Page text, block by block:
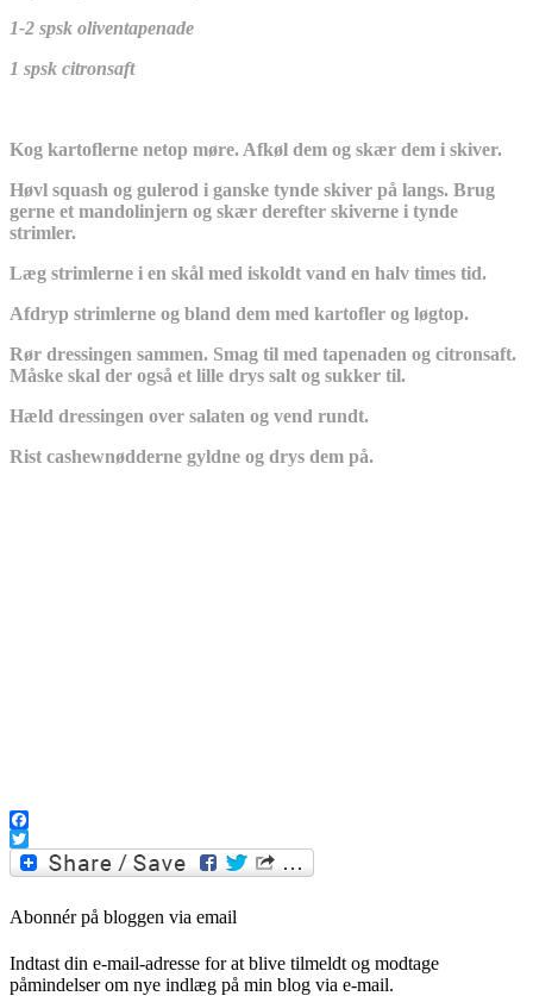
1-2 spsk oliventapenade
1 spsk citronsaft
Kog kartoflerne netop møre. Afkøl dem og skær dem i skiver.
Høvl squash og gulerod i ganske tynde skiver på langs. Brug
gerne et mandolinjern og skær derefter skiverne i tynde
strimler.
Læg strimlerne i en skål med iskoldt vand en halv times tid.
Afdryp strimlerne og bland dem med kartofler og løgtop.
Rør dressingen sammen. Smag til med tapenaden og citronsaft.
Måske skal der også et lille drys salt og sukker til.
Hæld dressingen over salaten og vend rundt.
Rist cashewnødderne gyldne og drys dem på.
Facebook
Twitter
Abonnér på bloggen via email
Indtast din e-mail-adresse for at blive tilmeldt og modtage
påmindelser om nye indlæg på min blog via e-mail.